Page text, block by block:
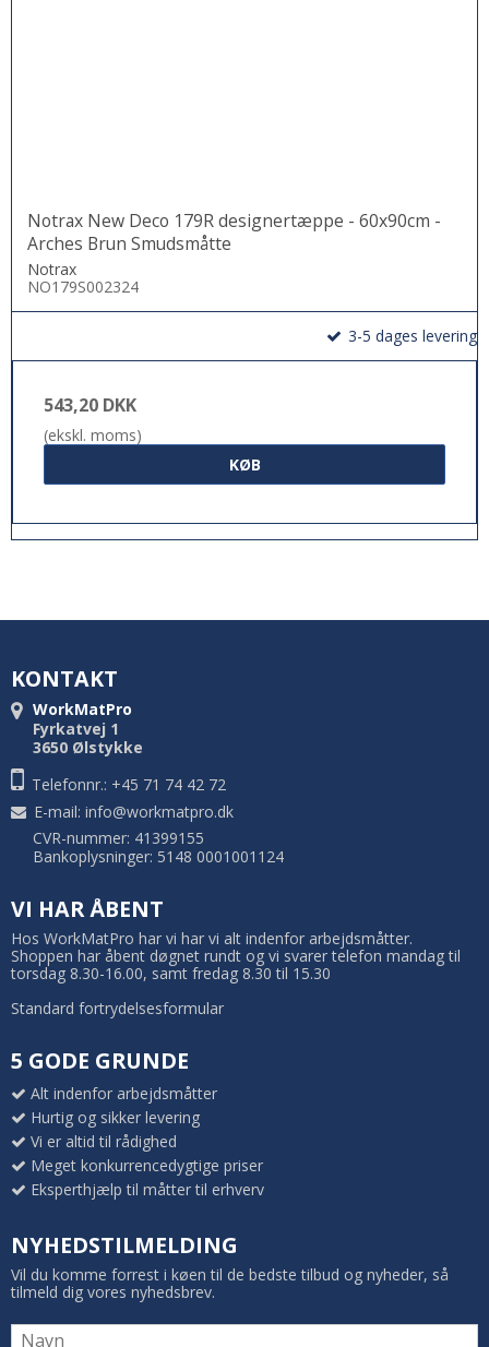
Notrax New Deco 179R designertæppe - 60x90cm -
Arches Brun Smudsmåtte
Notrax
NO179S002324
3-5 dages levering
543,20 DKK
(ekskl. moms)
KØB
KONTAKT
WorkMatPro
Fyrkatvej 1
3650 Ølstykke
Telefonnr.: +45 71 74 42 72
E-mail: info@workmatpro.dk
CVR-nummer: 41399155
Bankoplysninger: 5148 0001001124
VI HAR ÅBENT
Hos WorkMatPro har vi har vi alt indenfor arbejdsmåtter.
Shoppen har åbent døgnet rundt og vi svarer telefon mandag til
torsdag 8.30-16.00, samt fredag 8.30 til 15.30
Standard fortrydelsesformular
5 GODE GRUNDE
Alt indenfor arbejdsmåtter
Hurtig og sikker levering
Vi er altid til rådighed
Meget konkurrencedygtige priser
Eksperthjælp til måtter til erhverv
NYHEDSTILMELDING
Vil du komme forrest i køen til de bedste tilbud og nyheder, så
tilmeld dig vores nyhedsbrev.